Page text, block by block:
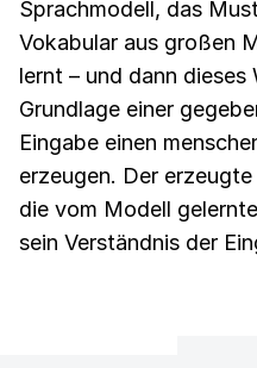
Sprachmodell, das
Vokabular aus großen
lernt – und dann
Grundlage einer
Eingabe einen
erzeugen. Der
die vom Modell
sein Verständnis der